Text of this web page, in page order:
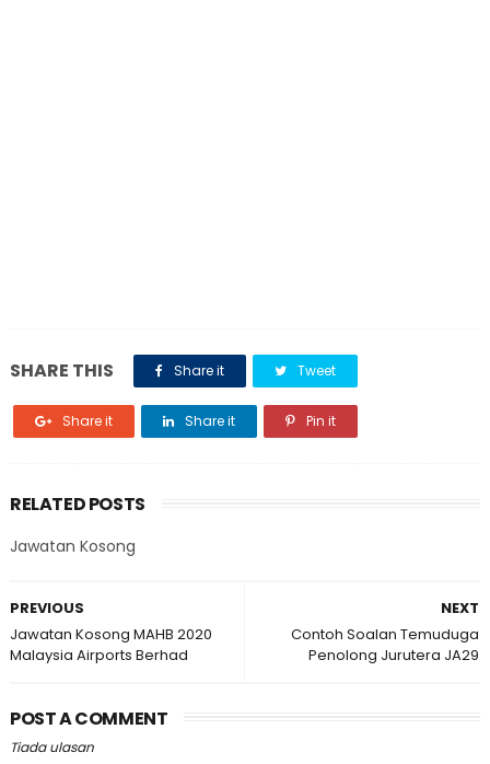
SHARE THIS Share it Tweet
Share it Share it Pin it
RELATED POSTS
Jawatan Kosong
NEXT
Contoh Soalan Temuduga
Penolong Jurutera JA29
PREVIOUS
Jawatan Kosong MAHB 2020
Malaysia Airports Berhad
POST A COMMENT
Tiada ulasan